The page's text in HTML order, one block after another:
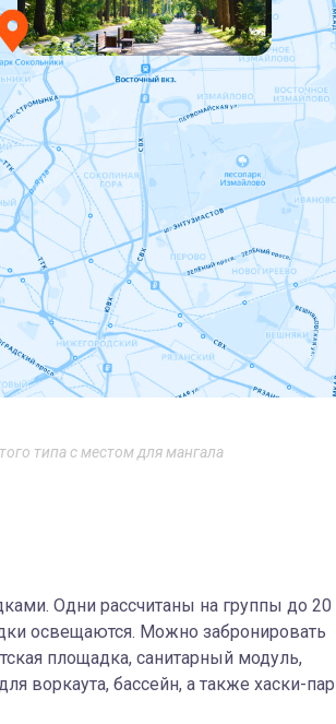
типа с местом для мангала
Одни рассчитаны на группы до 20
освещаются. Можно забронировать
площадка, санитарный модуль,
воркаута, бассейн, а также хаски-